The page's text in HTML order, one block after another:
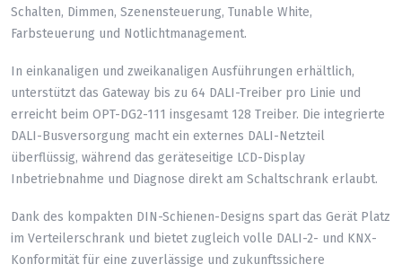
Schalten, Dimmen, Szenensteuerung, Tunable White,
Farbsteuerung und Notlichtmanagement.
In einkanaligen und zweikanaligen Ausführungen erhältlich,
unterstützt das Gateway bis zu 64 DALI-Treiber pro Linie und
erreicht beim OPT-DG2-111 insgesamt 128 Treiber. Die integrierte
DALI-Busversorgung macht ein externes DALI-Netzteil
überflüssig, während das geräteseitige LCD-Display
Inbetriebnahme und Diagnose direkt am Schaltschrank erlaubt.
Dank des kompakten DIN-Schienen-Designs spart das Gerät Platz
im Verteilerschrank und bietet zugleich volle DALI-2- und KNX-
Konformität für eine zuverlässige und zukunftssichere